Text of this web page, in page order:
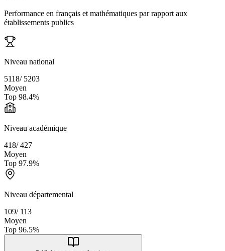
Performance en français et mathématiques par rapport aux
établissements publics
Niveau national
5118/ 5203
Moyen
Top 98.4%
Niveau académique
418/427
Moyen
Top 97.9%
Niveau départemental
109/ 113
Moyen
Top 96.5%